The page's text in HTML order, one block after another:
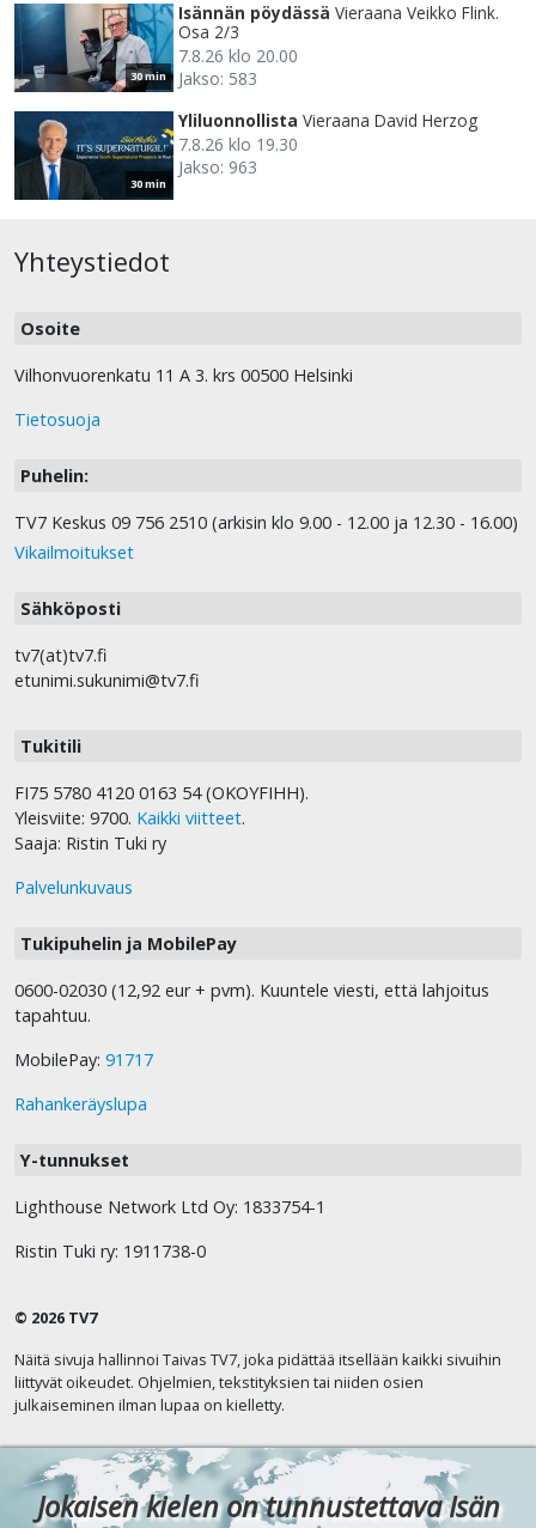
30 min
Isännän pöydässä Vieraana Veikko Flink.
Osa 2/3
7.8.26 klo 20.00
Jakso: 583
30 min
Yliluonnollista Vieraana David Herzog
7.8.26 klo 19.30
Jakso: 963
Yhteystiedot
Osoite
Vilhonvuorenkatu 11 A 3. krs 00500 Helsinki
Tietosuoja
Puhelin:
TV7 Keskus 09 756 2510 (arkisin klo 9.00 - 12.00 ja 12.30 - 16.00)
Vikailmoitukset
Sähköposti
tv7(at)tv7.fi
etunimi.sukunimi@tv7.fi
Tukitili
FI75 5780 4120 0163 54 (OKOYFIHH).
Yleisviite: 9700. Kaikki viitteet.
Saaja: Ristin Tuki ry
Palvelunkuvaus
Tukipuhelin ja MobilePay
0600-02030 (12,92 eur + pvm). Kuuntele viesti, että lahjoitus
tapahtuu.
MobilePay: 91717
Rahankeräyslupa
Y-tunnukset
Lighthouse Network Ltd Oy: 1833754-1
Ristin Tuki ry: 1911738-0
© 2026 TV7
Näitä sivuja hallinnoi Taivas TV7, joka pidättää itsellään kaikki sivuihin
liittyvät oikeudet. Ohjelmien, tekstityksien tai niiden osien
julkaiseminen ilman lupaa on kielletty.
Jokaisen kielen on tunnustettava Isän